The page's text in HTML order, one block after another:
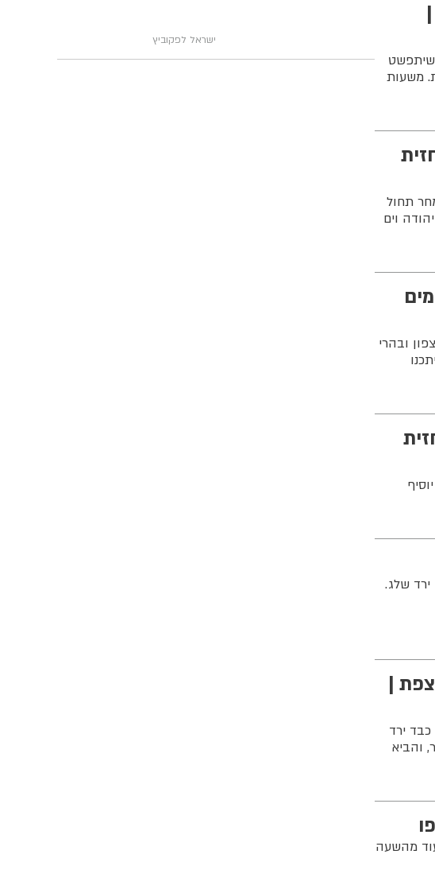
שיתפשט
משעות
תחול
וים
ובהרי
ירד שלג.
|
ירד
והביא
צנחה ל 0° מעלות | בתיעוד מהשעה
ישראל לפקוביץ